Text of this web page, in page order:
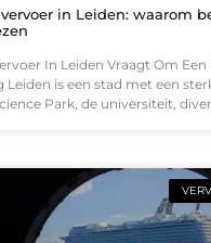
in Leiden: waarom
In Leiden Vraagt Om
Leiden is een stad met een
Park, de universiteit,